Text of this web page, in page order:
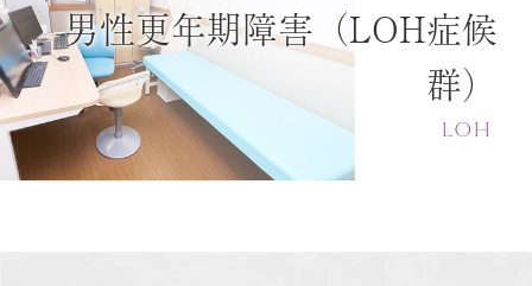
男性更年期障害（LOH症候
群）
LOH